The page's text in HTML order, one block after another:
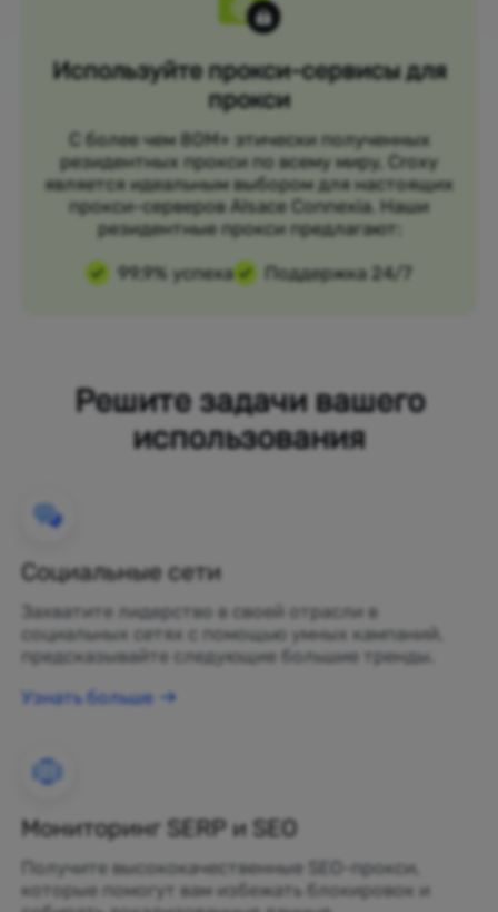
Используйте прокси-сервисы для
прокси
С более чем 80M+ этически полученных
резидентных прокси по всему миру, Croxy
является идеальным выбором для настоящих
прокси-серверов Alsace Connexia. Наши
резидентные прокси предлагают:
99,9% успеха
Поддержка 24/7
Решите задачи вашего
использования
Социальные сети
Захватите лидерство в своей отрасли в
социальных сетях с помощью умных кампаний,
предсказывайте следующие большие тренды.
Узнать больше
Мониторинг SERP и SEO
Получите высококачественные SEO-прокси,
которые помогут вам избежать блокировок и